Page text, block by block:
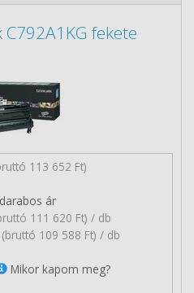
fekete
113 652 Ft)
ár
111 620 Ft) / db
(bruttó 109 588 Ft) / db
Mikor kapom meg?